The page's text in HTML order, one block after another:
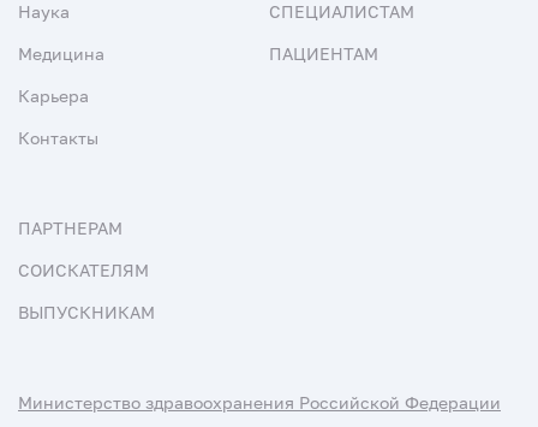
Наука
Медицина
Карьера
Контакты
СПЕЦИАЛИСТАМ
ПАЦИЕНТАМ
ПАРТНЕРАМ
СОИСКАТЕЛЯМ
ВЫПУСКНИКАМ
Министерство здравоохранения Российской Федерации